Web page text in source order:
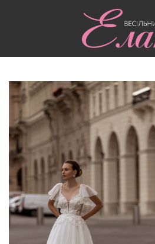
Весільні сукні/